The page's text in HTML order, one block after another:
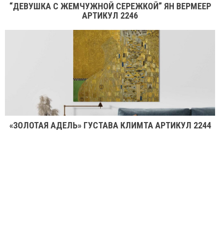
“ДЕВУШКА С ЖЕМЧУЖНОЙ СЕРЕЖКОЙ” ЯН ВЕРМЕЕР
АРТИКУЛ 2246
«ЗОЛОТАЯ АДЕЛЬ» ГУСТАВА КЛИМТА АРТИКУЛ 2244